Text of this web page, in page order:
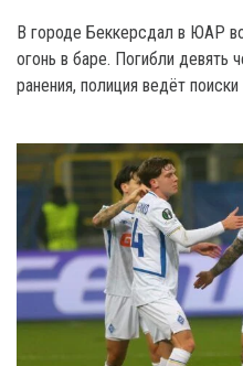
В городе Беккерсдал в ЮАР
огонь в баре. Погибли девять
ранения, полиция ведёт поиски